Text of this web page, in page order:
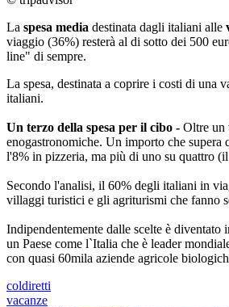
La spesa media destinata dagli italiani alle
viaggio (36%) resterà al di sotto dei 500
line" di sempre.
La spesa, destinata a coprire i costi di una
italiani.
Un terzo della spesa per il cibo - Oltre un
enogastronomiche. Un importo che
l'8% in pizzeria, ma più di uno su quattro
Secondo l'analisi, il 60% degli italiani in
villaggi turistici e gli agriturismi che fanno
Indipendentemente dalle scelte è
un Paese come l`Italia che è leader
con quasi 60mila aziende agricole
coldiretti
vacanze